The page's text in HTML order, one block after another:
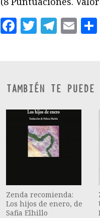
WhatsApp
Facebook
Twitter
TAMBIÉN TE PUEDE
Zenda recomienda:
Los hijos de enero, de
Safia Elhillo